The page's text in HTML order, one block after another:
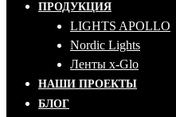
ПРОДУКЦИЯ
LIGHTS APOLLO
Nordic Lights
Ленты x-Glo
НАШИ ПРОЕКТЫ
БЛОГ